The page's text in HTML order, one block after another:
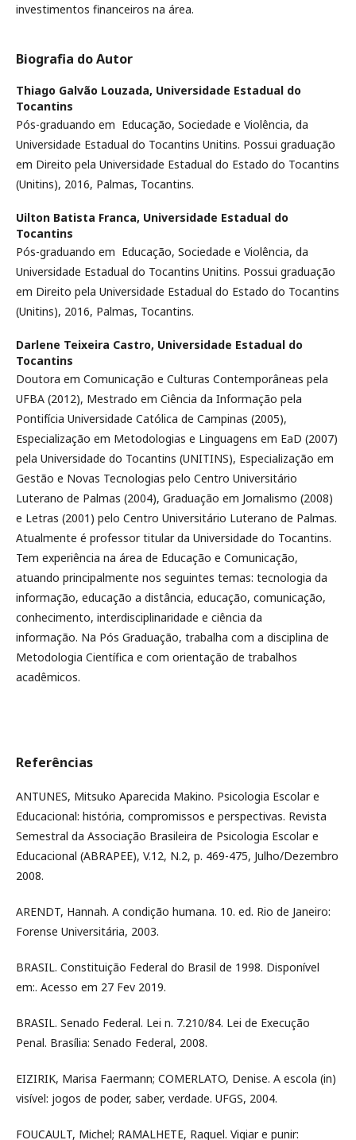
investimentos financeiros na área.
Biografia do Autor
Thiago Galvão Louzada, Universidade Estadual do
Tocantins
Pós-graduando em Educação, Sociedade e Violência, da
Universidade Estadual do Tocantins Unitins. Possui graduação
em Direito pela Universidade Estadual do Estado do Tocantins
(Unitins), 2016, Palmas, Tocantins.
Uilton Batista Franca, Universidade Estadual do
Tocantins
Pós-graduando em Educação, Sociedade e Violência, da
Universidade Estadual do Tocantins Unitins. Possui graduação
em Direito pela Universidade Estadual do Estado do Tocantins
(Unitins), 2016, Palmas, Tocantins.
Darlene Teixeira Castro, Universidade Estadual do
Tocantins
Doutora em Comunicação e Culturas Contemporâneas pela
UFBA (2012), Mestrado em Ciência da Informação pela
Pontifícia Universidade Católica de Campinas (2005),
Especialização em Metodologias e Linguagens em EaD (2007)
pela Universidade do Tocantins (UNITINS), Especialização em
Gestão e Novas Tecnologias pelo Centro Universitário
Luterano de Palmas (2004), Graduação em Jornalismo (2008)
e Letras (2001) pelo Centro Universitário Luterano de Palmas.
Atualmente é professor titular da Universidade do Tocantins.
Tem experiência na área de Educação e Comunicação,
atuando principalmente nos seguintes temas: tecnologia da
informação, educação a distância, educação, comunicação,
conhecimento, interdisciplinaridade e ciência da
informação. Na Pós Graduação, trabalha com a disciplina de
Metodologia Científica e com orientação de trabalhos
acadêmicos.
Referências
ANTUNES, Mitsuko Aparecida Makino. Psicologia Escolar e
Educacional: história, compromissos e perspectivas. Revista
Semestral da Associação Brasileira de Psicologia Escolar e
Educacional (ABRAPEE), V.12, N.2, p. 469-475, Julho/Dezembro
2008.
ARENDT, Hannah. A condição humana. 10. ed. Rio de Janeiro:
Forense Universitária, 2003.
BRASIL. Constituição Federal do Brasil de 1998. Disponível
em:. Acesso em 27 Fev 2019.
BRASIL. Senado Federal. Lei n. 7.210/84. Lei de Execução
Penal. Brasília: Senado Federal, 2008.
EIZIRIK, Marisa Faermann; COMERLATO, Denise. A escola (in)
visível: jogos de poder, saber, verdade. UFGS, 2004.
FOUCAULT, Michel; RAMALHETE, Raquel. Vigiar e punir: